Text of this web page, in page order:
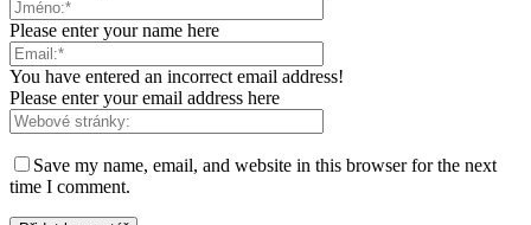
Please enter your name here
You have entered an incorrect email address!
Please enter your email address here
Save my name, email, and website in this browser for the next
time I comment.